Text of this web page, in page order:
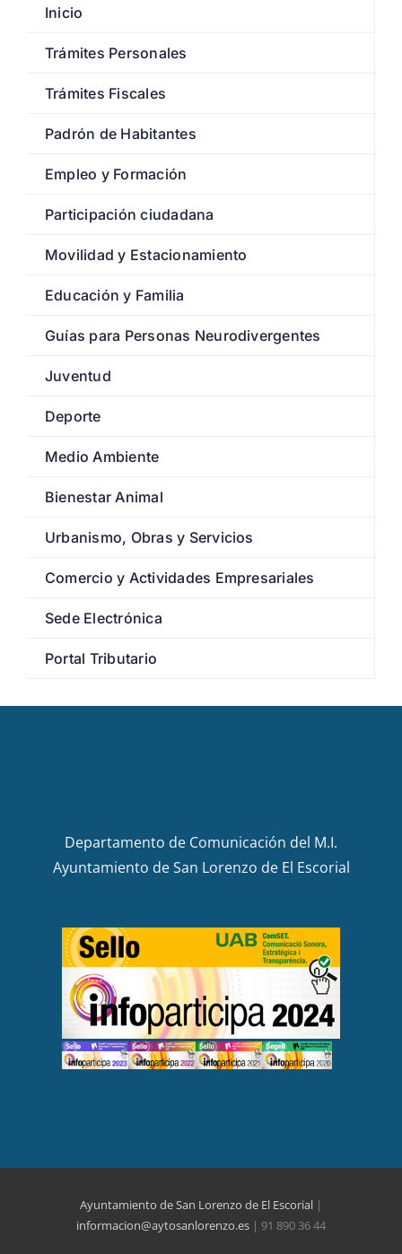
Inicio
Trámites Personales
Trámites Fiscales
Padrón de Habitantes
Empleo y Formación
Participación ciudadana
Movilidad y Estacionamiento
Educación y Familia
Guías para Personas Neurodivergentes
Juventud
Deporte
Medio Ambiente
Bienestar Animal
Urbanismo, Obras y Servicios
Comercio y Actividades Empresariales
Sede Electrónica
Portal Tributario
Departamento de Comunicación del M.I.
Ayuntamiento de San Lorenzo de El Escorial
Ayuntamiento de San Lorenzo de El Escorial |
informacion@aytosanlorenzo.es | 91 890 36 44